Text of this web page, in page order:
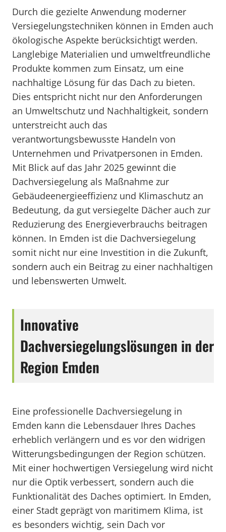
Durch die gezielte Anwendung moderner
Versiegelungstechniken können in Emden auch
ökologische Aspekte berücksichtigt werden.
Langlebige Materialien und umweltfreundliche
Produkte kommen zum Einsatz, um eine
nachhaltige Lösung für das Dach zu bieten.
Dies entspricht nicht nur den Anforderungen
an Umweltschutz und Nachhaltigkeit, sondern
unterstreicht auch das
verantwortungsbewusste Handeln von
Unternehmen und Privatpersonen in Emden.
Mit Blick auf das Jahr 2025 gewinnt die
Dachversiegelung als Maßnahme zur
Gebäudeenergieeffizienz und Klimaschutz an
Bedeutung, da gut versiegelte Dächer auch zur
Reduzierung des Energieverbrauchs beitragen
können. In Emden ist die Dachversiegelung
somit nicht nur eine Investition in die Zukunft,
sondern auch ein Beitrag zu einer nachhaltigen
und lebenswerten Umwelt.
Innovative
Dachversiegelungslösungen in der
Region Emden
Eine professionelle Dachversiegelung in
Emden kann die Lebensdauer Ihres Daches
erheblich verlängern und es vor den widrigen
Witterungsbedingungen der Region schützen.
Mit einer hochwertigen Versiegelung wird nicht
nur die Optik verbessert, sondern auch die
Funktionalität des Daches optimiert. In Emden,
einer Stadt geprägt von maritimem Klima, ist
es besonders wichtig, sein Dach vor